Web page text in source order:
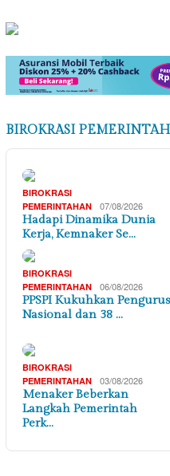
BIROKRASI
BIROKRASI
PEMERINTAHAN
07/08/2026
Hadapi Dinamika Dunia
Kerja, Kemnaker Se…
BIROKRASI
PEMERINTAHAN
06/08/2026
PPSPI Kukuhkan Pengurus
Nasional dan 38 …
BIROKRASI
PEMERINTAHAN
03/08/2026
Menaker Beberkan
Langkah Pemerintah
Perk…